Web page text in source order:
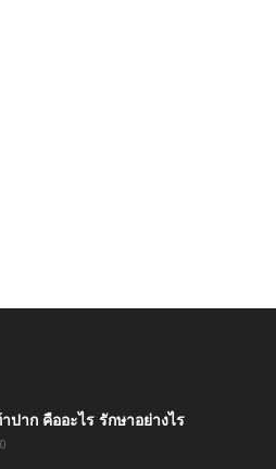
ปาก คืออะไร รักษาอย่างไร